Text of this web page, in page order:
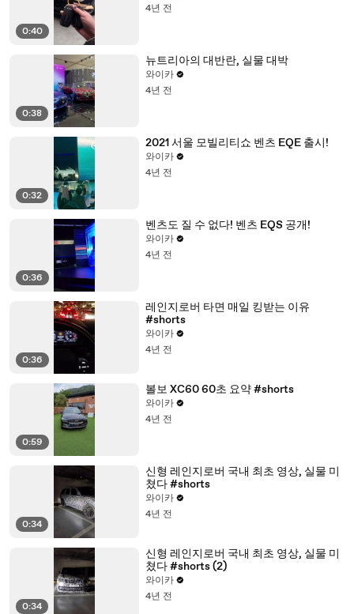
0:40
4년 전
0:38
뉴트리아의 대반란, 실물 대박
와이카
4년 전
0:32
2021 서울 모빌리티쇼 벤츠 EQE 출시!
와이카
4년 전
0:36
벤츠도 질 수 없다! 벤츠 EQS 공개!
와이카
4년 전
0:36
레인지로버 타면 매일 킹받는 이유
#shorts
와이카
4년 전
0:59
볼보 XC60 60초 요약 #shorts
와이카
4년 전
0:34
신형 레인지로버 국내 최초 영상, 실물 미
쳤다 #shorts
와이카
4년 전
0:34
신형 레인지로버 국내 최초 영상, 실물 미
쳤다 #shorts (2)
와이카
4년 전